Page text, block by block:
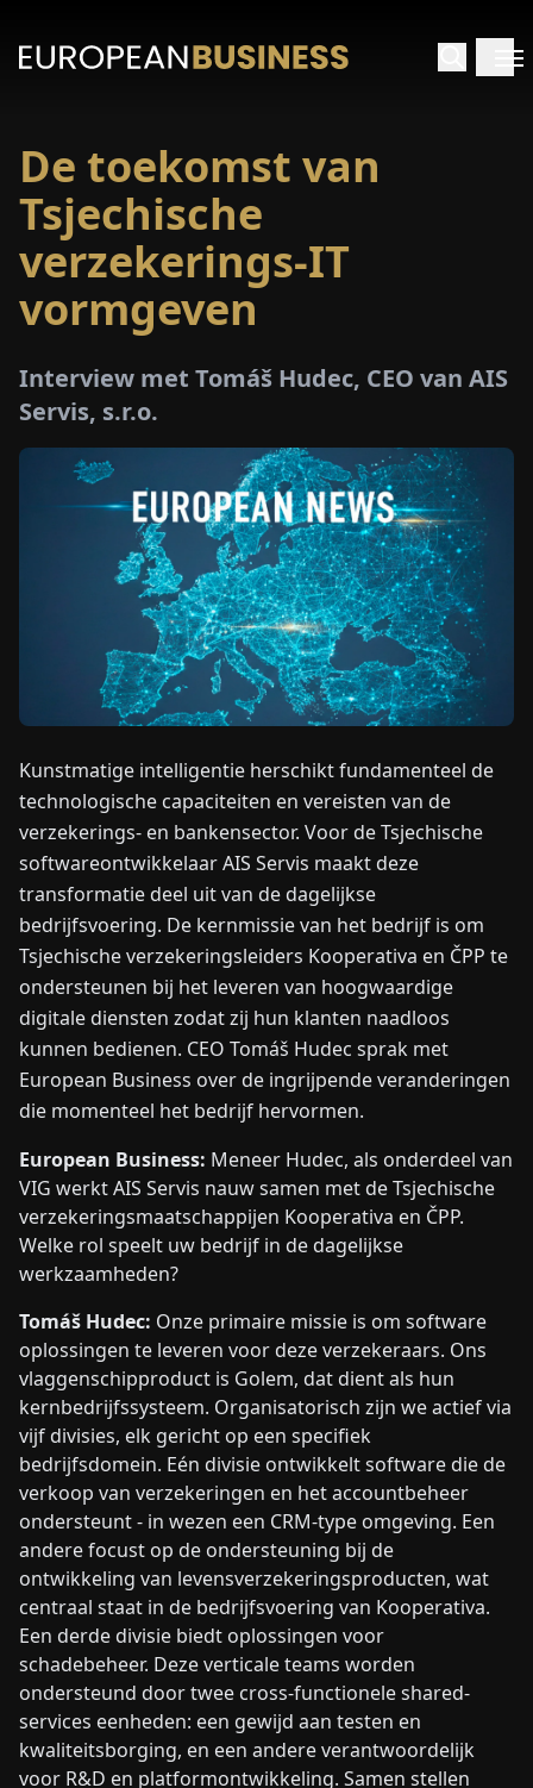
ENDEFRESIT NLPLHU
NEEM
CONTACT
OP
De toekomst van
Tsjechische
verzekerings-IT
vormgeven
Interview met Tomáš Hudec, CEO van AIS
Servis, s.r.o.
Kunstmatige intelligentie herschikt fundamenteel de
technologische capaciteiten en vereisten van de
verzekerings- en bankensector. Voor de Tsjechische
softwareontwikkelaar AIS Servis maakt deze
transformatie deel uit van de dagelijkse
bedrijfsvoering. De kernmissie van het bedrijf is om
Tsjechische verzekeringsleiders Kooperativa en ČPP te
ondersteunen bij het leveren van hoogwaardige
digitale diensten zodat zij hun klanten naadloos
kunnen bedienen. CEO Tomáš Hudec sprak met
European Business over de ingrijpende veranderingen
die momenteel het bedrijf hervormen.
European Business: Meneer Hudec, als onderdeel van
VIG werkt AIS Servis nauw samen met de Tsjechische
verzekeringsmaatschappijen Kooperativa en ČPP.
Welke rol speelt uw bedrijf in de dagelijkse
werkzaamheden?
Tomáš Hudec: Onze primaire missie is om software
oplossingen te leveren voor deze verzekeraars. Ons
vlaggenschipproduct is Golem, dat dient als hun
kernbedrijfssysteem. Organisatorisch zijn we actief via
vijf divisies, elk gericht op een specifiek
bedrijfsdomein. Eén divisie ontwikkelt software die de
verkoop van verzekeringen en het accountbeheer
ondersteunt - in wezen een CRM-type omgeving. Een
andere focust op de ondersteuning bij de
ontwikkeling van levensverzekeringsproducten, wat
centraal staat in de bedrijfsvoering van Kooperativa.
Een derde divisie biedt oplossingen voor
schadebeheer. Deze verticale teams worden
ondersteund door twee cross-functionele shared-
services eenheden: een gewijd aan testen en
kwaliteitsborging, en een andere verantwoordelijk
voor R&D en platformontwikkeling. Samen stellen